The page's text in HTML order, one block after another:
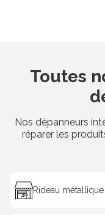
Toutes
Nos dépanneurs
réparer les
Rideau métallique